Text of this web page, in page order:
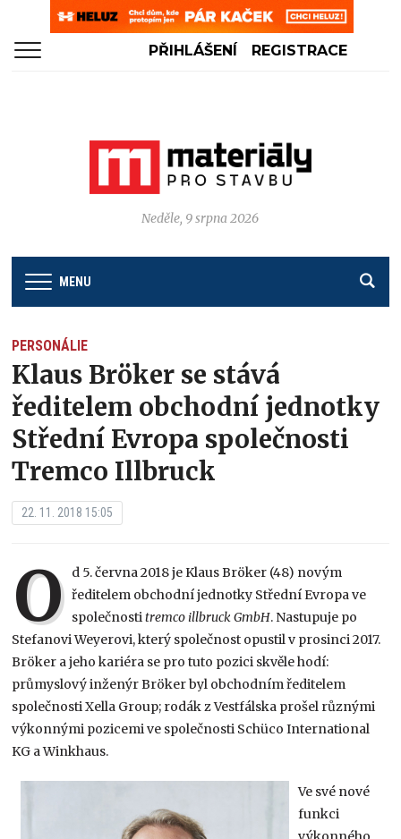
PŘIHLÁŠENÍ REGISTRACE
Neděle, 9 srpna 2026
MENU
PERSONÁLIE
Klaus Bröker se stává
ředitelem obchodní jednotky
Střední Evropa společnosti
Tremco Illbruck
22. 11. 2018 15:05
O d 5. června 2018 je Klaus Bröker (48) novým
ředitelem obchodní jednotky Střední Evropa ve
společnostitremco illbruck GmbH. Nastupuje po
Stefanovi Weyerovi, který společnost opustil v prosinci 2017.
Bröker a jeho kariéra se pro tuto pozici skvěle hodí:
průmyslový inženýr Bröker byl obchodním ředitelem
společnosti Xella Group; rodák z Vestfálska prošel různými
výkonnými pozicemi ve společnosti Schüco International
KG a Winkhaus.
Ve své nové
funkci